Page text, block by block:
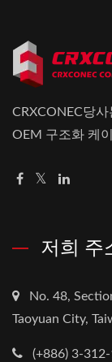
CRXCONEC당
OEM 구조화 케
저희 주
No. 48,
Taoyuan City,
(+886) 3-